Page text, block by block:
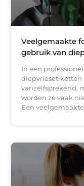
Veelgemaakte
gebruik van
In een
diepvriesetiketten
vanzelfsprekend,
worden ze vaak
Een veelgemaakte